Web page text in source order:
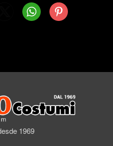
WhatsAppPinterest
1969